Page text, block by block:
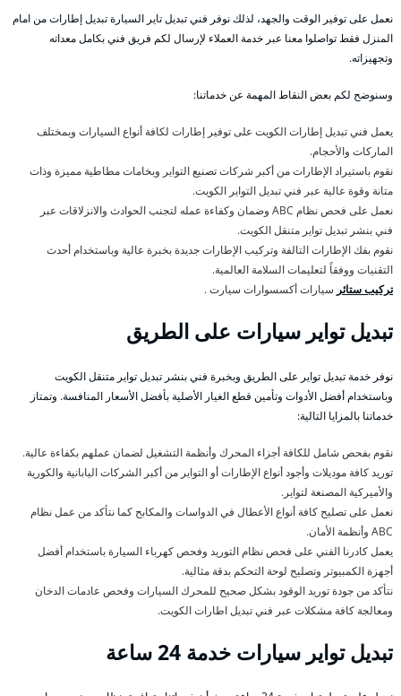
نعمل على توفير الوقت والجهد، لذلك نوفر فني تبديل تاير السيارة تبديل إطارات من امام
المنزل فقط تواصلوا معنا عبر خدمة العملاء لإرسال لكم فريق فني بكامل معداته
وتجهيزاته.
وسنوضح لكم بعض النقاط المهمة عن خدماتنا:
يعمل فني تبديل إطارات الكويت على توفير إطارات لكافة أنواع السيارات وبمختلف
الماركات والأحجام.
نقوم باستيراد الإطارات من أكبر شركات تصنيع التواير وبخامات مطاطية مميزة وذات
متانة وقوة عالية عبر فني تبديل التواير الكويت.
نعمل على فحص نظام ABC وضمان وكفاءة عمله لتجنب الحوادث والانزلاقات عبر
فني بنشر تبديل تواير متنقل الكويت.
نقوم بفك الإطارات التالفة وتركيب الإطارات جديدة بخبرة عالية وباستخدام أحدث
التقنيات ووفقاً لتعليمات السلامة العالمية.
تركيب ستائر سيارات أكسسوارات سيارت .
تبديل تواير سيارات على الطريق
نوفر خدمة تبديل تواير على الطريق وبخبرة فني بنشر تبديل تواير متنقل الكويت
وباستخدام أفضل الأدوات وتأمين قطع الغيار الأصلية بأفضل الأسعار المنافسة. وتمتاز
خدماتنا بالمزايا التالية:
نقوم بفحص شامل للكافة أجزاء المحرك وأنظمة التشغيل لضمان عملهم بكفاءة عالية.
توريد كافة موديلات وأجود أنواع الإطارات أو التواير من أكبر الشركات اليابانية والكورية
والأميركية المصنعة لتواير.
نعمل على تصليح كافة أنواع الأعطال في الدواسات والمكابح كما نتأكد من عمل نظام
ABC وأنظمة الأمان.
يعمل كادرنا الفني على فحص نظام التوريد وفحص كهرباء السيارة باستخدام أفضل
أجهزة الكمبيوتر وتصليح لوحة التحكم بدقة مثالية.
نتأكد من جودة توريد الوقود بشكل صحيح للمحرك السيارات وفحص عادمات الدخان
ومعالجة كافة مشكلات عبر فني تبديل اطارات الكويت.
تبديل تواير سيارات خدمة 24 ساعة